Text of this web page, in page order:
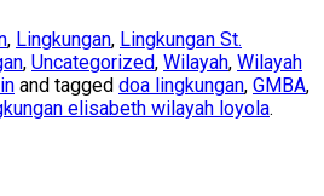
, Lingkungan, Lingkungan St.
, Uncategorized, Wilayah, Wilayah
and tagged doa lingkungan, GMBA,
elisabeth wilayah loyola.